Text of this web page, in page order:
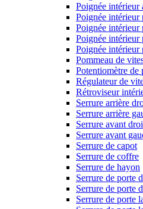
Poignée intérieur
Poignée intérieur
Poignée intérieur
Poignée intérieur
Poignée intérieur
Pommeau de
Potentiomètre de
Régulateur de
Rétroviseur
Serrure arrière
Serrure arrière
Serrure avant
Serrure avant
Serrure de capot
Serrure de coffre
Serrure de hayon
Serrure de porte
Serrure de porte
Serrure de porte